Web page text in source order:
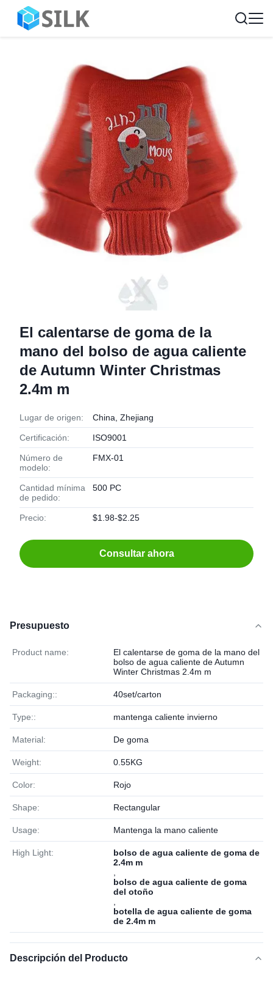
El calentarse de goma de la
mano del bolso de agua caliente
de Autumn Winter Christmas
2.4m m
Lugar de origen: China, Zhejiang
Certificación: ISO9001
Número de
modelo:
FMX-01
Cantidad mínima
de pedido:
500 PC
Precio: $1.98-$2.25
Consultar ahora
Presupuesto
Product name:
El calentarse de goma de la mano del
bolso de agua caliente de Autumn
Winter Christmas 2.4m m
Packaging:: 40set/carton
Type:: mantenga caliente invierno
Material: De goma
Weight: 0.55KG
Color: Rojo
Shape: Rectangular
Usage: Mantenga la mano caliente
High Light:
bolso de agua caliente de goma de
2.4m m
bolso de agua caliente de goma
del otoño
botella de agua caliente de goma
de 2.4m m
Descripción del Producto